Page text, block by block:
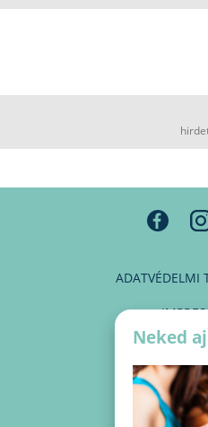
ADATVÉDELMI
Neked